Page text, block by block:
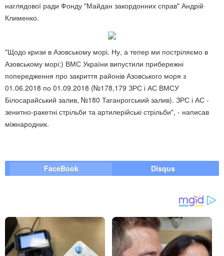
наглядової ради Фонду "Майдан закордонних справ" Андрій
Клименко.
"Щодо кризи в Азовському морі. Ну, а тепер ми постріляємо в
Азовському морі:) ВМС України випустили прибережні
попередження про закриття районів Азовського моря з
01.06.2018 по 01.09.2018 (№178,179 ЗРС і АС ВМСУ
Білосарайський залив, №180 Таганрогський залив). ЗРС і АС -
зенитно-ракетні стрільби та артилерійські стрільби", - написав
міжнародник.
FaceBook Disqus